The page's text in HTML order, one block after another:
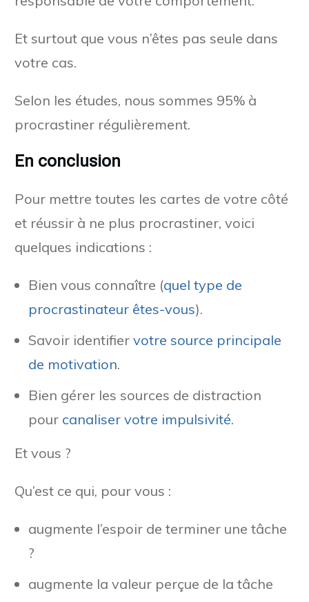
Et surtout que vous n’êtes pas seule dans
votre cas.
Selon les études, nous sommes 95% à
procrastiner régulièrement.
En conclusion
Pour mettre toutes les cartes de votre côté
et réussir à ne plus procrastiner, voici
quelques indications :
Bien vous connaître (quel type de
procrastinateur êtes-vous).
Savoir identifier votre source principale
de motivation.
Bien gérer les sources de distraction
pour canaliser votre impulsivité.
Et vous ?
Qu’est ce qui, pour vous :
augmente l’espoir de terminer une tâche
?
augmente la valeur perçue de la tâche